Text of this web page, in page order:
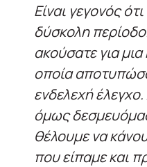
Είναι γεγονός
δύσκολη
ακούσατε για
οποία
ενδελεχή
όμως
θέλουμε να
που είπαμε και